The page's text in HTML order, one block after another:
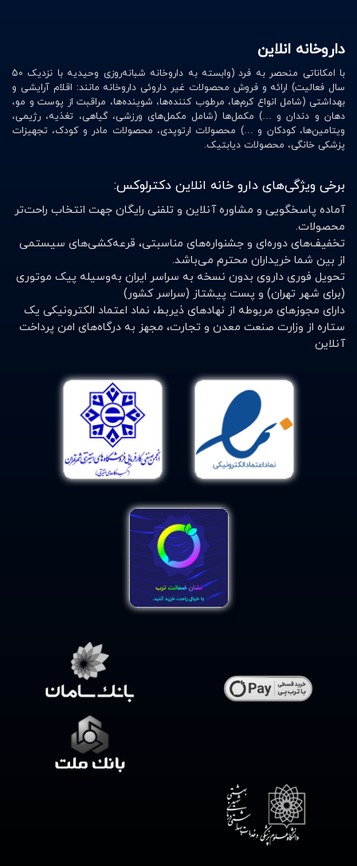
داروخانه انلاین
با امکاناتی منحصر به فرد (وابسته به داروخانه شبانه‌روزی وحیدیه با نزدیک 50
سال فعالیت) ارائه و فروش محصولات غیر داروئی داروخانه مانند: اقلام آرایشی و
بهداشتی (شامل انواع کرم‌ها، مرطوب کننده‌ها، شوینده‌ها، مراقبت از پوست و مو،
دهان و دندان و …) مکمل‌ها (شامل مکمل‌های ورزشی، گیاهی، تغذیه، رژیمی،
ویتامین‌ها، کودکان و …) محصولات ارتوپدی، محصولات مادر و کودک، تجهیزات
پزشکی خانگی، محصولات دیابتیک.
برخی ویژگی‌های دارو خانه انلاین دکترلوکس:
آماده پاسخگویی و مشاوره آنلاین و تلفنی رایگان جهت انتخاب راحت‌تر
محصولات.
تخفیف‌های دوره‌ای و جشنواره‌های مناسبتی، قرعه‌کشی‌های سیستمی
از بین شما خریداران محترم می‌باشد.
تحویل فوری داروی بدون نسخه به سراسر ایران به‌وسیله پیک موتوری
(برای شهر تهران) و پست پیشتاز (سراسر کشور)
دارای مجوزهای مربوطه از نهادهای ذیربط، نماد اعتماد الکترونیکی یک
ستاره از وزارت صنعت معدن و تجارت، مجهز به درگاه‌های امن پرداخت
آنلاین